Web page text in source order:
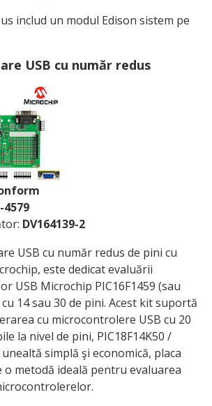
includ un modul Edison sistem pe
USB cu număr redus
4579
DV164139-2
USB cu număr redus de pini cu
este dedicat evaluării
USB Microchip PIC16F1459 (sau
cu 14 sau 30 de pini. Acest kit suportă
cu microcontrolere USB cu 20
la nivel de pini, PIC18F14K50 /
unealtă simplă şi economică, placa
o metodă ideală pentru evaluarea